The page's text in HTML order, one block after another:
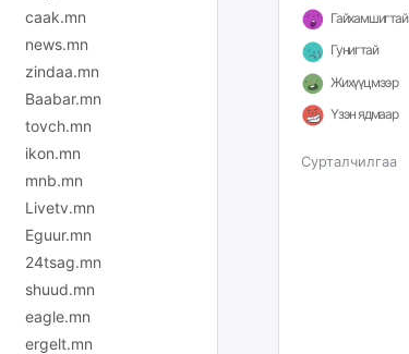
caak.mn
news.mn
zindaa.mn
Baabar.mn
tovch.mn
ikon.mn
mnb.mn
Livetv.mn
Eguur.mn
24tsag.mn
shuud.mn
eagle.mn
ergelt.mn
Гайхамшигтай
Гунигтай
Жихүүцмээр
Үзэн ядмаар
Сурталчилгаа